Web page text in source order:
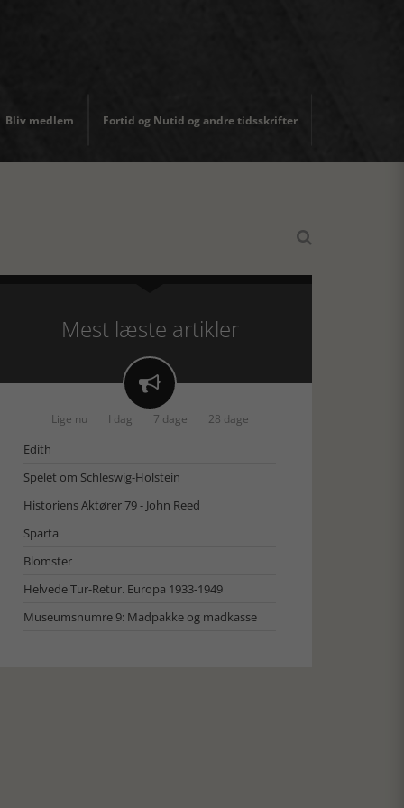
Bliv medlem Fortid og Nutid og andre tidsskrifter

Mest læste artikler

Lige nu I dag 7 dage 28 dage
Edith
Spelet om Schleswig-Holstein
Historiens Aktører 79 - John Reed
Sparta
Blomster
Helvede Tur-Retur. Europa 1933-1949
Museumsnumre 9: Madpakke og madkasse